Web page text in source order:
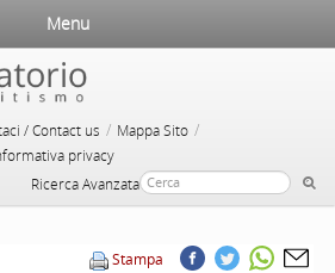
/ Contact us / Mappa Sito /
privacy
Ricerca Avanzata
Menu
Stampa